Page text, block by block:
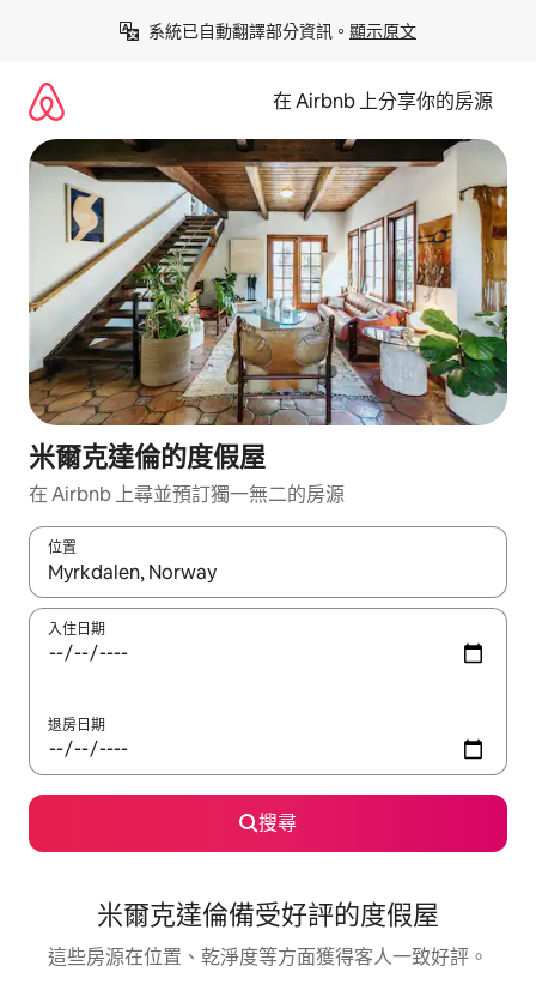
系統已自動翻譯部分資訊。 顯示原文
在 Airbnb 上分享你的房源
米爾克達倫的度假屋
在 Airbnb 上尋並預訂獨一無二的房源
位置
如有搜尋結果，瀏覽內容時請使用上下箭頭，或輕點、滑動裝置。
入住日期
退房日期
搜尋
米爾克達倫備受好評的度假屋
這些房源在位置、乾淨度等方面獲得客人一致好評。